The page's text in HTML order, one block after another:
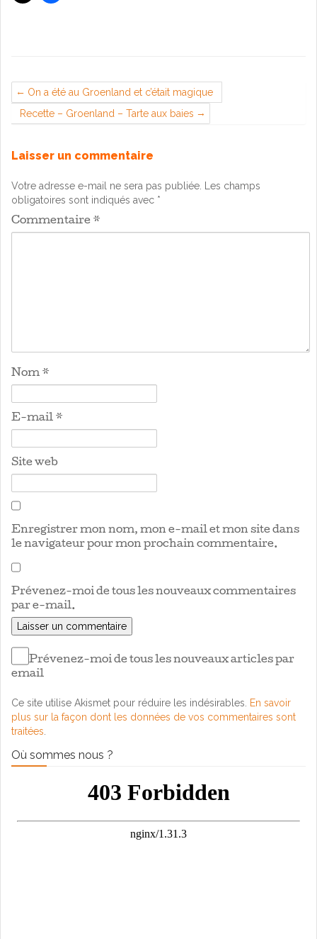
On a été au Groenland et c’était magique
Recette – Groenland – Tarte aux baies
Laisser un commentaire
Votre adresse e-mail ne sera pas publiée.
Les champs
obligatoires sont indiqués avec *
Commentaire *
Nom *
E-mail *
Site web
Enregistrer mon nom, mon e-mail et mon site dans
le navigateur pour mon prochain commentaire.
Prévenez-moi de tous les nouveaux commentaires
par e-mail.
Prévenez-moi de tous les nouveaux articles par
email
Ce site utilise Akismet pour réduire les indésirables.
En savoir
plus sur la façon dont les données de vos commentaires sont
traitées
Où sommes nous ?